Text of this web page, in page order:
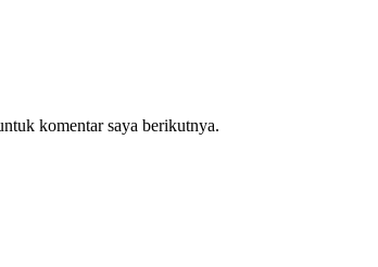
komentar saya berikutnya.